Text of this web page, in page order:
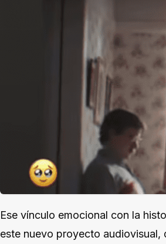
Ese vínculo emocional con la
este nuevo proyecto